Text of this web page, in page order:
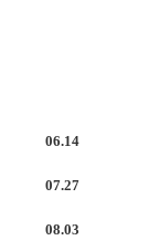
06.14
07.27
08.03